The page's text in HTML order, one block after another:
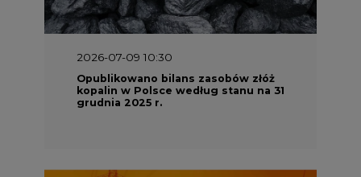
Opublikowano bilans zasobów złóż
kopalin w Polsce według stanu na 31